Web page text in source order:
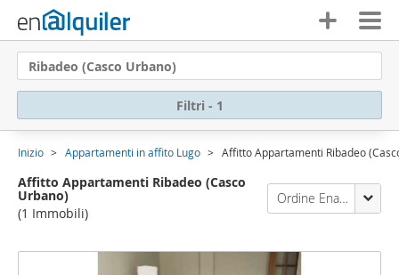
Ribadeo (Casco Urbano)
Filtri - 1
Inizio Appartamenti in affito Lugo Affitto Appartamenti Ribadeo
Affitto Appartamenti Ribadeo (Casco
Urbano)
(1 Immobili)
Ordine Enalquiler